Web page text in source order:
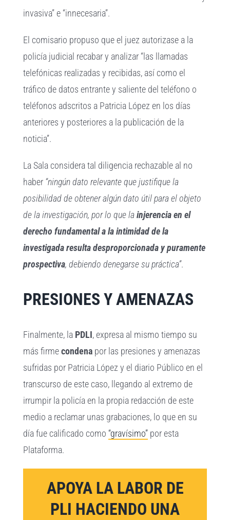
invasiva” e “innecesaria”.
El comisario propuso que el juez autorizase a la
policía judicial recabar y analizar “las llamadas
telefónicas realizadas y recibidas, así como el
tráfico de datos entrante y saliente del teléfono o
teléfonos adscritos a Patricia López en los días
anteriores y posteriores a la publicación de la
noticia”.
La Sala considera tal diligencia rechazable al no
haber “ningún dato relevante que justifique la
posibilidad de obtener algún dato útil para el objeto
de la investigación, por lo que lainjerencia en el
derecho fundamental a la intimidad de la
investigada resulta desproporcionada y puramente
prospectiva, debiendo denegarse su práctica”.
PRESIONES Y AMENAZAS
Finalmente, la PDLI, expresa al mismo tiempo su
más firmecondena por las presiones y amenazas
sufridas por Patricia López y el diario Público en el
transcurso de este caso, llegando al extremo de
irrumpir la policía en la propia redacción de este
medio a reclamar unas grabaciones, lo que en su
día fue calificado como “gravísimo” por esta
Plataforma.
APOYA LA LABOR DE
PLI HACIENDO UNA